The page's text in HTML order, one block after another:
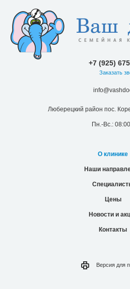
+7 (925)
Заказать
Люберецкий район пос.
Пн.-Вс.:
О клинике
Наши
Цены
Новости и
Контакты
Версия для